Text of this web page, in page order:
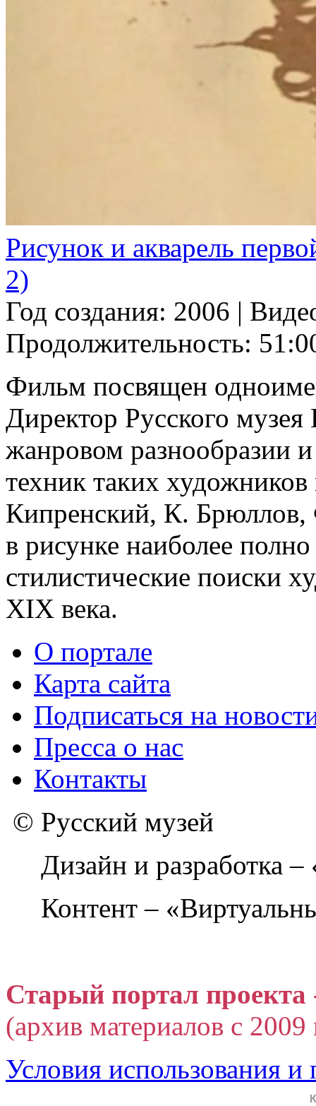
Рисунок и акварель
2)
Год создания: 2006 |
Продолжительность:
Фильм посвящен
Директор Русского
жанровом разнообразии
техник таких
Кипренский, К.
в рисунке наиболее
стилистические поиски
XIX века.
О портале
Карта сайта
Подписаться на
Пресса о нас
Контакты
© Русский музей
Дизайн и разработка
Контент –
Старый портал
(архив материалов с
Условия использования